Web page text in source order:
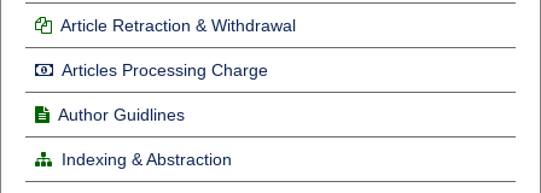
Article Retraction & Withdrawal
Articles Processing Charge
Author Guidlines
Indexing & Abstraction